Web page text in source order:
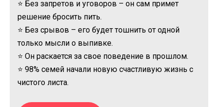
⭐ Без запретов и уговоров – он сам примет
решение бросить пить.
⭐ Без срывов – его будет тошнить от одной
только мысли о выпивке.
⭐ Он раскается за свое поведение в прошлом.
⭐ 98% семей начали новую счастливую жизнь с
чистого листа.